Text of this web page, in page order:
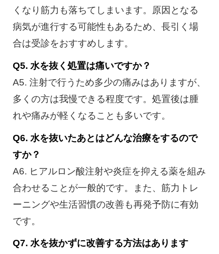
くなり筋力も落ちてしまいます。原因となる
病気が進行する可能性もあるため、長引く場
合は受診をおすすめします。
Q5. 水を抜く処置は痛いですか？
A5. 注射で行うため多少の痛みはありますが、
多くの方は我慢できる程度です。処置後は腫
れや痛みが軽くなることも多いです。
Q6. 水を抜いたあとはどんな治療をするので
すか？
A6. ヒアルロン酸注射や炎症を抑える薬を組み
合わせることが一般的です。また、筋力トレ
ーニングや生活習慣の改善も再発予防に有効
です。
Q7. 水を抜かずに改善する方法はあります